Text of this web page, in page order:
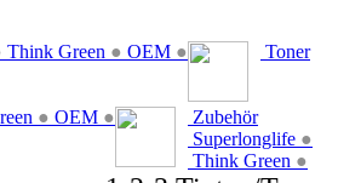
Think Green ● OEM ● Toner
● OEM ●
Zubehör
Superlonglife ●
Think Green ●